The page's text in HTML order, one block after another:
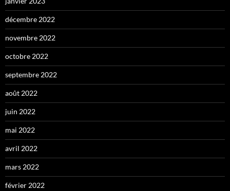
décembre 2022
novembre 2022
octobre 2022
septembre 2022
août 2022
juin 2022
mai 2022
avril 2022
mars 2022
février 2022